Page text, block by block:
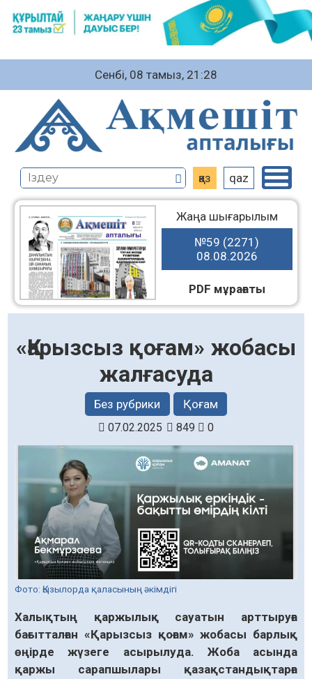
Сенбі, 08 тамыз, 21:28
қаз qaz
Жаңа шығарылым
№59 (2271)
08.08.2026
PDF мұрағаты
«Қарызсыз қоғам» жобасы
жалғасуда
Без рубрики Қоғам
07.02.2025 849 0
Фото: Қызылорда қаласының әкімдігі
Халықтың қаржылық сауатын арттыруға
бағытталған «Қарызсыз қоғам» жобасы барлық
өңірде жүзеге асырылуда. Жоба асында
қаржы сарапшылары қазақстандықтарға